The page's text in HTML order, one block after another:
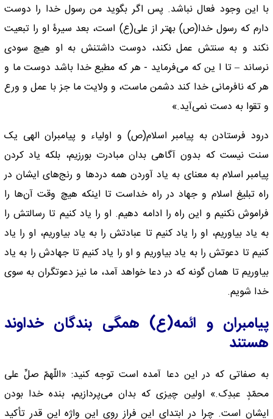
با این وجود فعال نباشد. پس اگر بگوید من رسول خدا را دوست
دارم که رسول خدا(ص) بهتر از علی(ع) است، بعد سیرۀ او را تبعیت
نکند و به سنتش عمل نکند، دوست داشتنش به او هیچ سودى
نرساند – تا ا ین که می‌فرماید - هر که مطیع خدا باشد دوست ما و
هر که نافرمانى خدا کند دشمن ماست، و ولایت ما جز با عمل و ورع
و تقوا به دست نمی‌آید.»
درود فرستادن به پیامبر اسلام(ص) و اولیاء و پیامبران الهی یک
سنت نیست که بدون آگاهی بدان مبادرت بورزیم، بلکه یاد کردن
پیامبر اسلام به معنای به یاد آوردن همه درد‌ها و رنج‌های ایشان در
راه تبلیغ اسلام و جهاد در راه خداست تا اینکه هیچ وقت آن‌ها را
فراموش نکنیم و این راه را ادامه دهیم. او را یاد کنیم تا رسالتش را
به یاد بیاوریم، او را یاد کنیم تا عبادتش را به یاد بیاوریم، او را یاد
کنیم تا دعوتش را به یاد بیاوریم و او را یاد کنیم تا جهادش را به یاد
بیاوریم تا‌‌ همان گونه که در دعا خواهد آمد، ما نیز دعوتگران به سوی
خدا شویم.
پیامبران و ائمه(ع) همگی بندگان خداوند
هستند
به صفاتی که در این دعا آمده است توجه کنید: «اللّهمّ صلِّ على
محمّدٍ عبدِک.» اولین چیزی که بدان می‌پردازیم، بنده خدا بودن
ایشان است. چرا در ابتدای این فراز روی این واژه این قدر تأکید